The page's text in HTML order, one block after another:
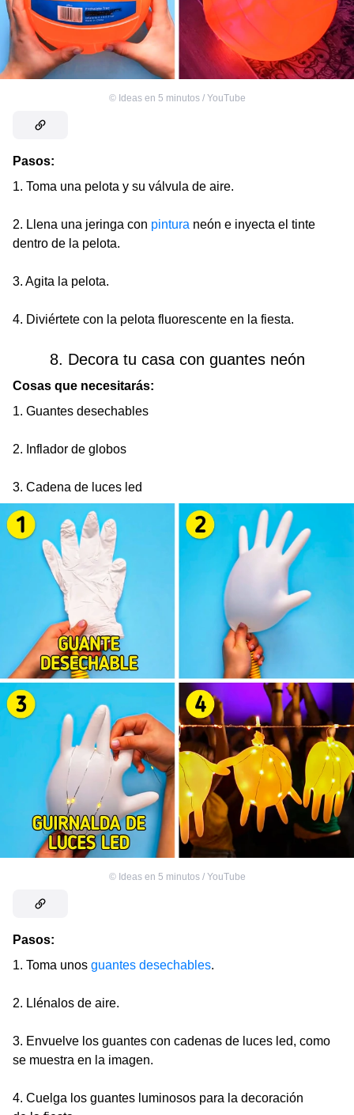
© Ideas en 5 minutos / YouTube
Pasos:
1. Toma una pelota y su válvula de aire.
2. Llena una jeringa con pintura neón e inyecta el tinte
dentro de la pelota.
3. Agita la pelota.
4. Diviértete con la pelota fluorescente en la fiesta.
8. Decora tu casa con guantes neón
Cosas que necesitarás:
1. Guantes desechables
2. Inflador de globos
3. Cadena de luces led
© Ideas en 5 minutos / YouTube
Pasos:
1. Toma unos guantes desechables.
2. Llénalos de aire.
3. Envuelve los guantes con cadenas de luces led, como
se muestra en la imagen.
4. Cuelga los guantes luminosos para la decoración